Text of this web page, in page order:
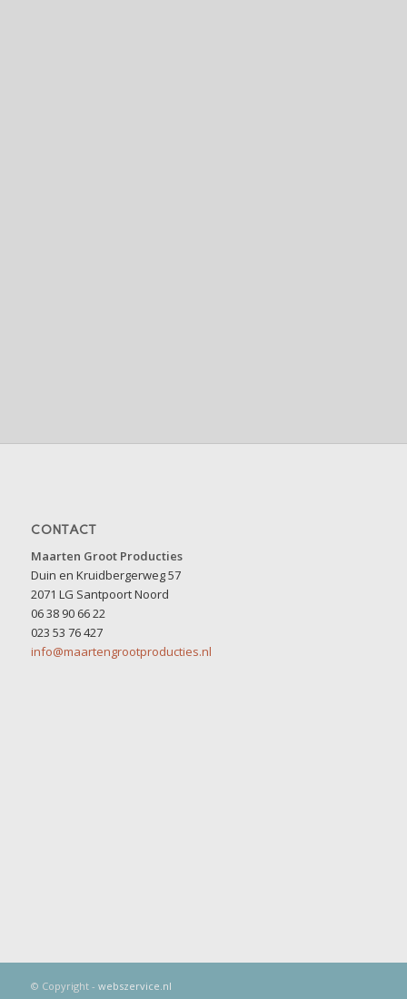
CONTACT
Maarten Groot Producties
Duin en Kruidbergerweg 57
2071 LG Santpoort Noord
06 38 90 66 22
023 53 76 427
info@maartengrootproducties.nl
© Copyright - webszervice.nl